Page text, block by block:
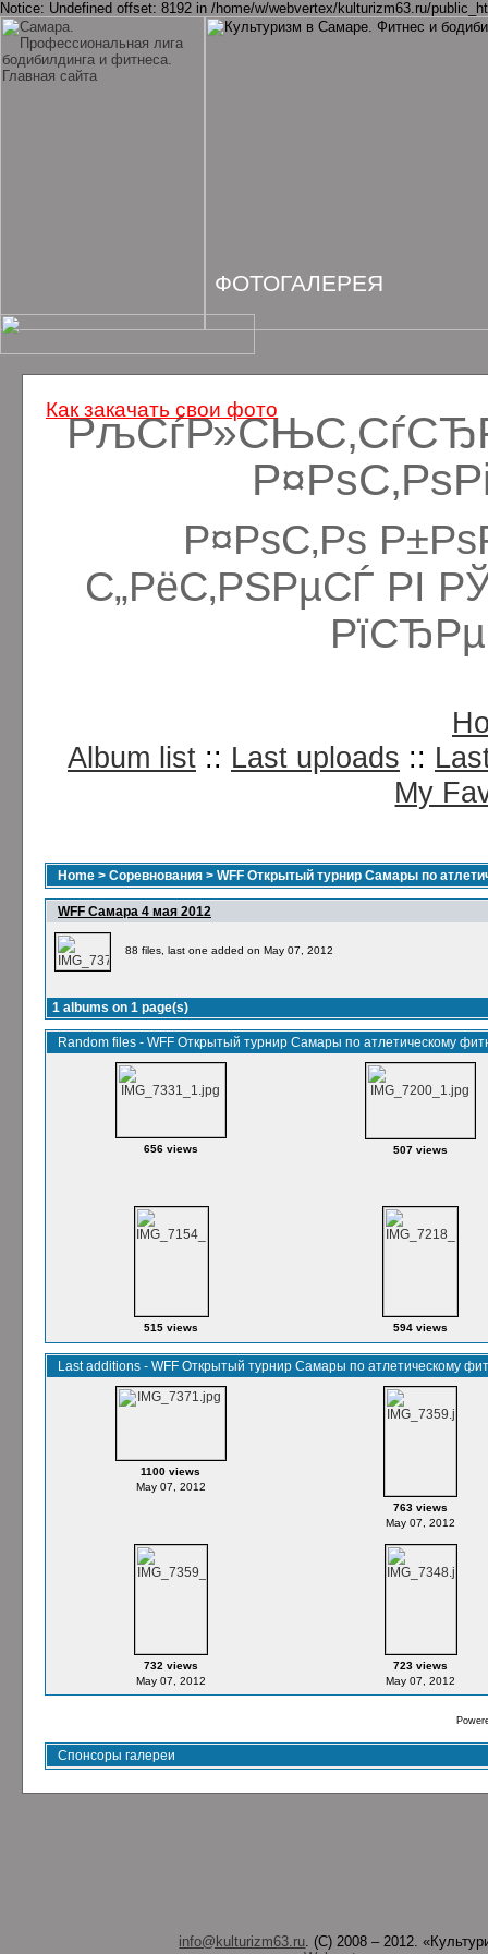
Notice: Undefined offset: 8192 in /home/w/webvertex/kulturizm63.ru/
Р¤РѕС‚Рѕ
С„РёС‚РЅРµСЃ РІ
Album list :: Last uploads ::
My
Home > Соревнования > WFF Открытый турнир Самары по
WFF Самара 4 мая 2012
88 files, last one added on May 07, 2012
1 albums on 1 page(s)
Random files - WFF Открытый турнир Самары по атлетическому
656 views 507 views
515 views 594 views
Last additions - WFF Открытый турнир Самары по атлетическому
1100 views
May 07, 2012
763 views
May 07, 2012
732 views
May 07, 2012
723 views
May 07, 2012
Спонсоры галереи
info@kulturizm63.ru. (C) 2008 – 2012.
ФОТОГАЛЕРЕЯ
Как закачать свои фото